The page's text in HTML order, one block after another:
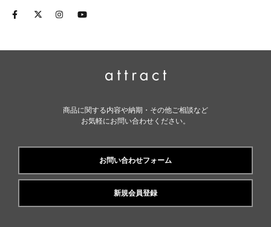
商品に関する内容や納期・その他ご相談など
お気軽にお問い合わせください。
お問い合わせフォーム
新規会員登録